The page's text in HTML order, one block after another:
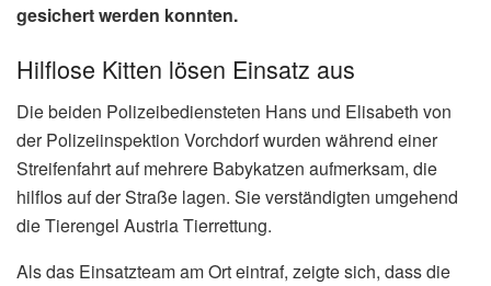
gesichert werden konnten.
Hilflose Kitten lösen Einsatz aus
Die beiden Polizeibediensteten Hans und Elisabeth von
der Polizeiinspektion Vorchdorf wurden während einer
Streifenfahrt auf mehrere Babykatzen aufmerksam, die
hilflos auf der Straße lagen. Sie verständigten umgehend
die Tierengel Austria Tierrettung.
Als das Einsatzteam am Ort eintraf, zeigte sich, dass die